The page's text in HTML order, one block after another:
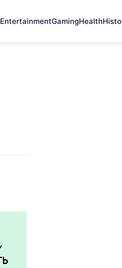
EntertainmentGamingHealth